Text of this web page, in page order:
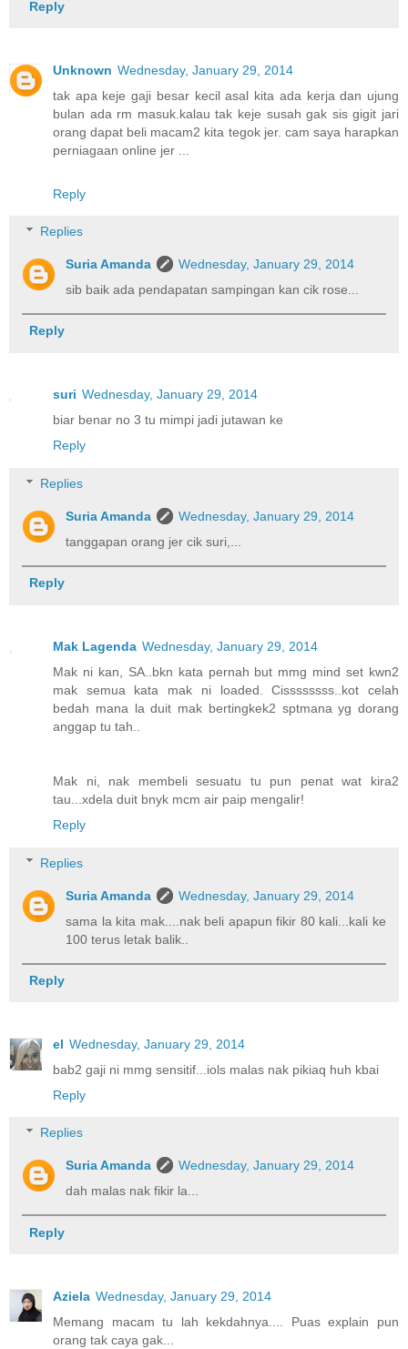
Reply
Unknown Wednesday, January 29, 2014
tak apa keje gaji besar kecil asal kita ada kerja dan ujung
bulan ada rm masuk.kalau tak keje susah gak sis gigit jari
orang dapat beli macam2 kita tegok jer. cam saya harapkan
perniagaan online jer ...
Reply
Replies
Suria Amanda
Wednesday, January 29, 2014
sib baik ada pendapatan sampingan kan cik rose...
Reply
suri Wednesday, January 29, 2014
biar benar no 3 tu mimpi jadi jutawan ke
Reply
Replies
Suria Amanda
Wednesday, January 29, 2014
tanggapan orang jer cik suri,...
Reply
Mak Lagenda Wednesday, January 29, 2014
Mak ni kan, SA..bkn kata pernah but mmg mind set kwn2
mak semua kata mak ni loaded. Cissssssss..kot celah
bedah mana la duit mak bertingkek2 sptmana yg dorang
anggap tu tah..
Mak ni, nak membeli sesuatu tu pun penat wat kira2
tau...xdela duit bnyk mcm air paip mengalir!
Reply
Replies
Suria Amanda
Wednesday, January 29, 2014
sama la kita mak....nak beli apapun fikir 80 kali...kali ke
100 terus letak balik..
Reply
el Wednesday, January 29, 2014
bab2 gaji ni mmg sensitif...iols malas nak pikiaq huh kbai
Reply
Replies
Suria Amanda
Wednesday, January 29, 2014
dah malas nak fikir la...
Reply
Aziela Wednesday, January 29, 2014
Memang macam tu lah kekdahnya.... Puas explain pun
orang tak caya gak...